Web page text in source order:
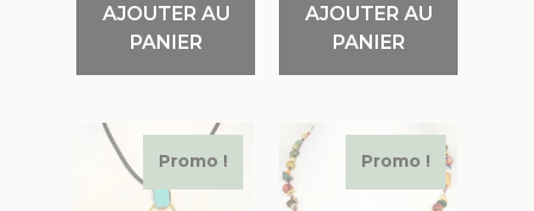
AJOUTER AU
PANIER
AJOUTER AU
PANIER
Promo ! Promo !